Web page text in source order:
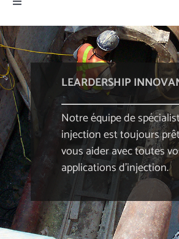
Toggle
Navigation
Produits
Équipement
Services
Ressources
À propos
Contactez-nous
LEARDERSHIP
Notre équipe de
injection est toujours
vous aider avec toutes
applications d’injection.